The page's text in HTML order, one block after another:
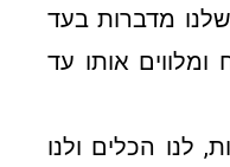
מדברות בעד
ומלווים אותו עד
לנו הכלים ולנו